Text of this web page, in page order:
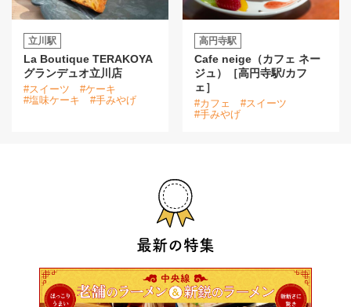
最新の特集
立川駅
La Boutique TERAKOYA
グランデュオ立川店
#スイーツ
#ケーキ
#塩味ケーキ
#手みやげ
高円寺駅
Cafe neige（カフェ ネー
ジュ）［高円寺駅/カフ
ェ］
#カフェ
#スイーツ
#手みやげ